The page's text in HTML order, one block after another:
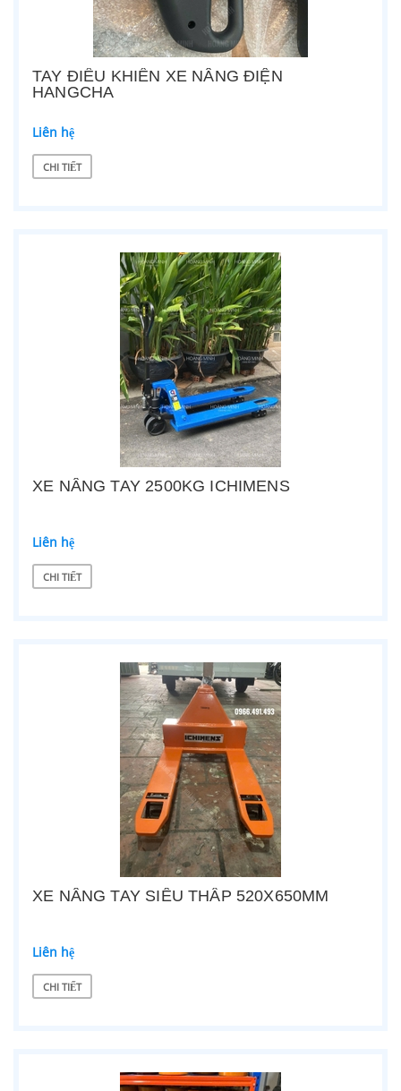
TAY ĐIỀU KHIỂN XE NÂNG ĐIỆN
HANGCHA
Liên hệ
CHI TIẾT
XE NÂNG TAY 2500KG ICHIMENS
Liên hệ
CHI TIẾT
XE NÂNG TAY SIÊU THẤP 520X650MM
Liên hệ
CHI TIẾT